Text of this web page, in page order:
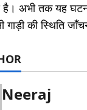
है। अभी तक यह
गाड़ी की स्थिति
Neeraj